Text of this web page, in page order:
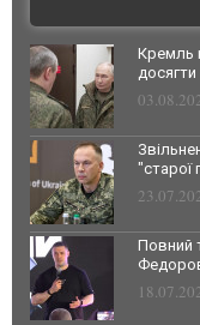
Кремль
досягти
"старої
Повний